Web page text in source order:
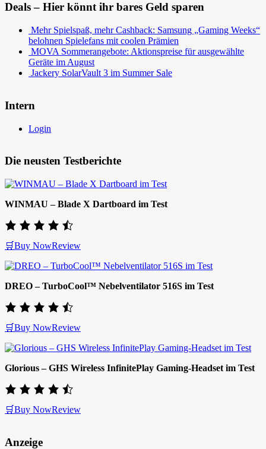
Deals – Hier könnt ihr bares Geld sparen
Mehr Spielspaß, mehr Cashback: Samsung „Gaming Weeks“
belohnen Spielefans mit coolen Prämien
MOVA Sommerangebote: Aktionspreise für ausgewählte
Geräte im August
Jackery SolarVault 3 im Summer Sale
Intern
Login
Die neusten Testberichte
WINMAU – Blade X Dartboard im Test
🛒Buy NowReview
DREO – TurboCool™ Nebelventilator 516S im Test
🛒Buy NowReview
Glorious – GHS Wireless InfinitePlay Gaming-Headset im Test
🛒Buy NowReview
Anzeige